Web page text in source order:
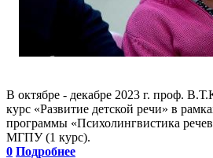
В октябре - декабре 2023 г. проф.
курс «Развитие детской речи» в
программы «Психолингвистика
МГПУ (1 курс).
0 Подробнее